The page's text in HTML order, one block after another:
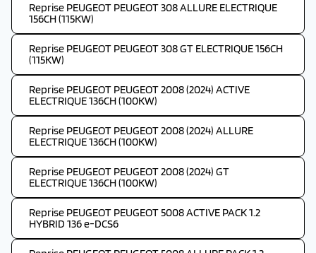
Reprise PEUGEOT PEUGEOT 308 ALLURE ELECTRIQUE
156CH (115KW)
Reprise PEUGEOT PEUGEOT 308 GT ELECTRIQUE 156CH
(115KW)
Reprise PEUGEOT PEUGEOT 2008 (2024) ACTIVE
ELECTRIQUE 136CH (100KW)
Reprise PEUGEOT PEUGEOT 2008 (2024) ALLURE
ELECTRIQUE 136CH (100KW)
Reprise PEUGEOT PEUGEOT 2008 (2024) GT
ELECTRIQUE 136CH (100KW)
Reprise PEUGEOT PEUGEOT 5008 ACTIVE PACK 1.2
HYBRID 136 e-DCS6